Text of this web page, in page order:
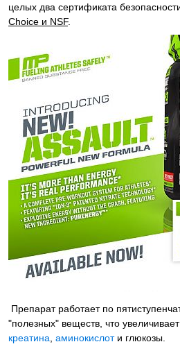
целых два сертификата
Choice и NSF.
Препарат работает по
"полезных" веществ, что
креатина аминокислоти глюкозы.